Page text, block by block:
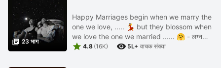
 23 भाग
Happy Marriages begin when we marry the
one we love, ..... 💃 but they blossom when
we love the one we married ...... 🤗 - लग्न
पहावे करून 😉 -©Sukanya... 🦋
 4.8 (16K)  5L+ वाचक संख्या